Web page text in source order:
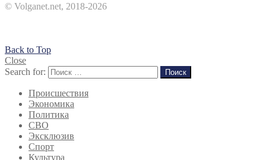
© Volganet.net, 2018-2026
Back to Top
Close
Search for:
Поиск
Происшествия
Экономика
Политика
СВО
Эксклюзив
Спорт
Культура